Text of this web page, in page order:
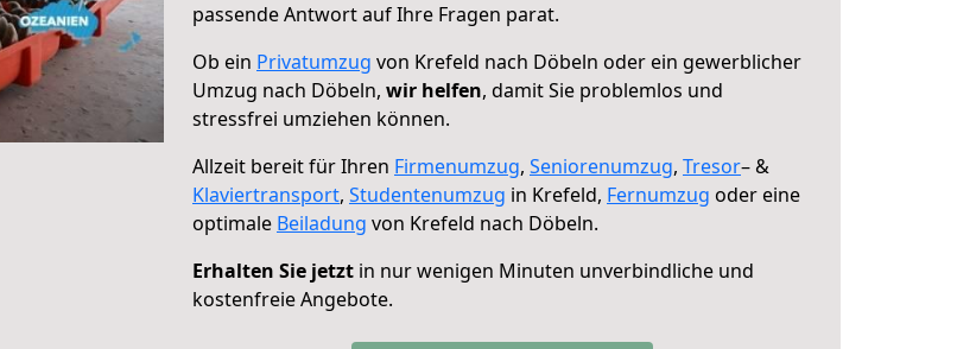
passende Antwort auf Ihre Fragen parat.
Ob ein Privatumzug von Krefeld nach Döbeln oder ein gewerblicher
Umzug nach Döbeln, wir helfen, damit Sie problemlos und
stressfrei umziehen können.
Allzeit bereit für Ihren Firmenumzug, Seniorenumzug, Tresor– &
Klaviertransport, Studentenumzug in Krefeld, Fernumzug oder eine
optimale Beiladung von Krefeld nach Döbeln.
Erhalten Sie jetzt in nur wenigen Minuten unverbindliche und
kostenfreie Angebote.